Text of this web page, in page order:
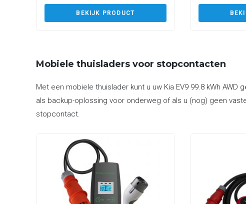
BEKIJK PRODUCT
Mobiele thuisladers voor stopcontacten
Met een mobiele thuislader kunt u uw Kia EV9 99.8 kWh
als backup-oplossing voor onderweg of als u (nog) geen
stopcontact.